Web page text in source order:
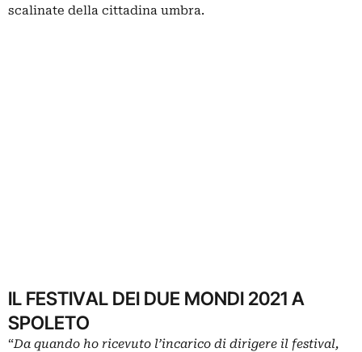
scalinate della cittadina umbra.
IL FESTIVAL DEI DUE MONDI 2021 A
SPOLETO
“Da quando ho ricevuto l’incarico di dirigere il festival,